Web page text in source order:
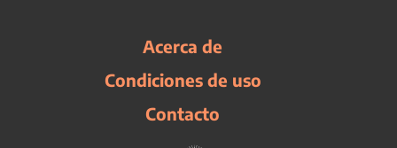
Acerca de
Condiciones de uso
Contacto